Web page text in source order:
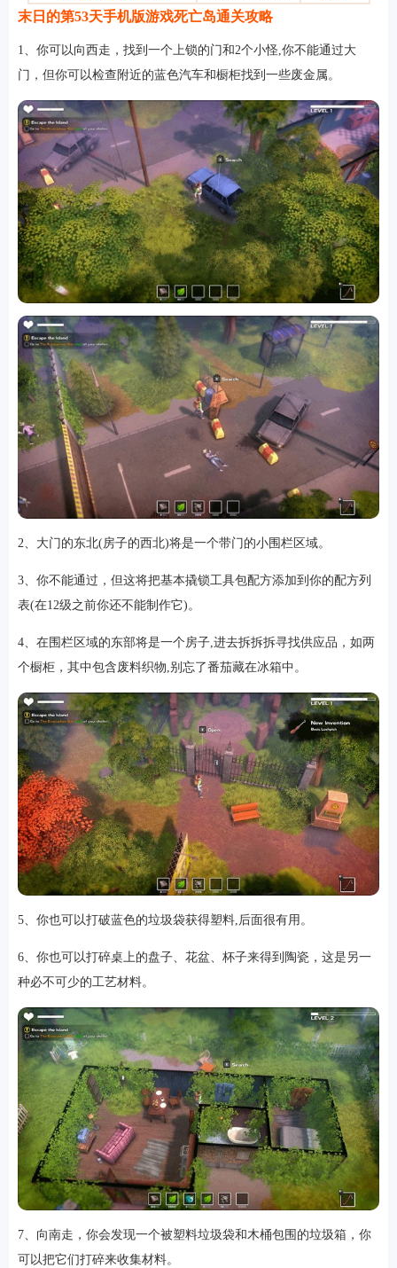
资讯
专题
排行
角色扮演小游戏恋爱养成沙盒模组up主自制 赛车竞速 策略塔防
动作射
益智休闲冒险解谜街机格斗模拟经营音乐游戏单机游戏战争策略
系统工具影音播放游戏辅助 摄影美颜办公商务旅游出行
趣味 新闻阅读 考试学习AI软件健康运动 生活购物 地图导航
末日的第53天手机版游戏死亡岛通关攻略
1、你可以向西走，找到一个上锁的门和2个小怪,你不能通过大
门，但你可以检查附近的蓝色汽车和橱柜找到一些废金属。
2、大门的东北(房子的西北)将是一个带门的小围栏区域。
3、你不能通过，但这将把基本撬锁工具包配方添加到你的配方列
表(在12级之前你还不能制作它)。
4、在围栏区域的东部将是一个房子,进去拆拆拆寻找供应品，如两
个橱柜，其中包含废料织物,别忘了番茄藏在冰箱中。
5、你也可以打破蓝色的垃圾袋获得塑料,后面很有用。
6、你也可以打碎桌上的盘子、花盆、杯子来得到陶瓷，这是另一
种必不可少的工艺材料。
7、向南走，你会发现一个被塑料垃圾袋和木桶包围的垃圾箱，你
可以把它们打碎来收集材料。